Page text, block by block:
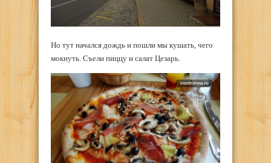
Но тут начался дождь и пошли мы кушать, чего
мокнуть. Съели пиццу и салат Цезарь.